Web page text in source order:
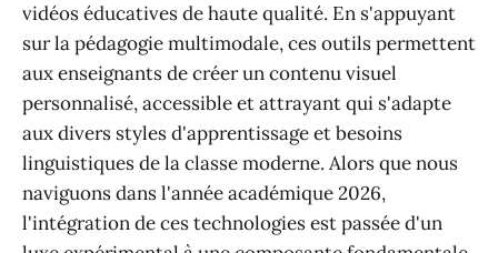
vidéos éducatives de haute qualité. En s'appuyant
sur la pédagogie multimodale, ces outils permettent
aux enseignants de créer un contenu visuel
personnalisé, accessible et attrayant qui s'adapte
aux divers styles d'apprentissage et besoins
linguistiques de la classe moderne. Alors que nous
naviguons dans l'année académique 2026,
l'intégration de ces technologies est passée d'un